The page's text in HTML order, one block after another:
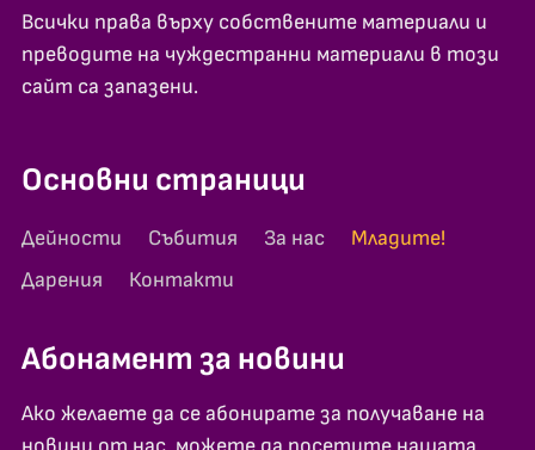
Всички права върху собствените материали и
преводите на чуждестранни материали в този
сайт са запазени.
Основни страници
Дейности Събития За нас
Младите!
Дарения
Контакти
Абонамент за новини
Ако желаете да се абонирате за получаване на